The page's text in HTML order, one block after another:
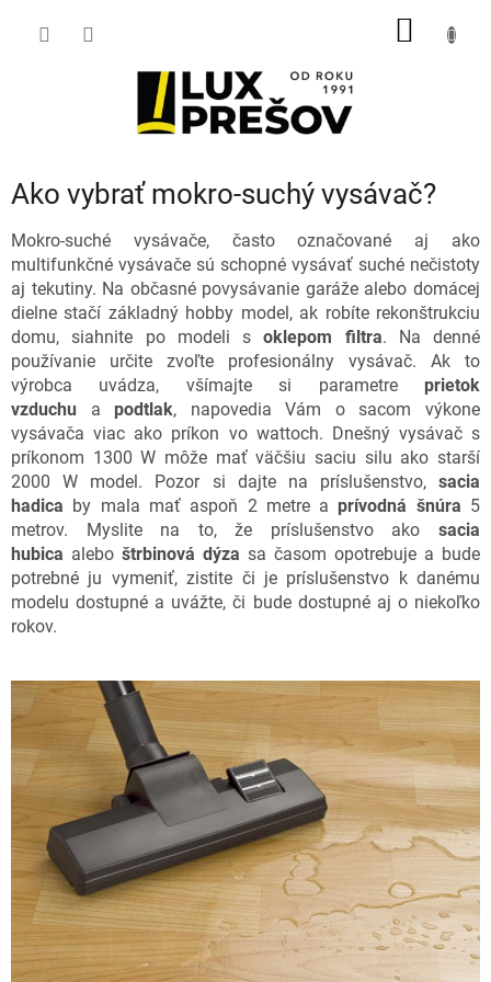
Ako vybrať mokro-suchý vysávač?
Mokro-suché vysávače, často označované aj ako
multifunkčné vysávače sú schopné vysávať suché nečistoty
aj tekutiny. Na občasné povysávanie garáže alebo domácej
dielne stačí základný hobby model, ak robíte rekonštrukciu
domu, siahnite po modeli soklepom filtra. Na denné
používanie určite zvoľte profesionálny vysávač. Ak to
výrobca uvádza, všímajte si parametre prietok
vzduchu a podtlak, napovedia Vám o sacom výkone
vysávača viac ako príkon vo wattoch. Dnešný vysávač s
príkonom 1300 W môže mať väčšiu saciu silu ako starší
2000 W model. Pozor si dajte na príslušenstvo, sacia
hadica by mala mať aspoň 2 metre a prívodná šnúra 5
metrov. Myslite na to, že príslušenstvo ako sacia
hubica alebo štrbinová dýza sa časom opotrebuje a bude
potrebné ju vymeniť, zistite či je príslušenstvo k danému
modelu dostupné a uvážte, či bude dostupné aj o niekoľko
rokov.